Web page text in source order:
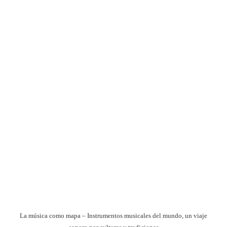
La música como mapa – Instrumentos musicales del mundo, un viaje